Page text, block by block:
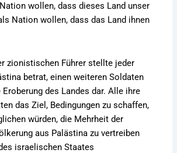
wollen, dass dieses Land unser
Nation wollen, dass das Land ihnen
zionistischen Führer stellte jeder
betrat, einen weiteren Soldaten
des Landes dar. Alle ihre
das Ziel, Bedingungen zu schaffen,
würden, die Mehrheit der
aus Palästina zu vertreiben
israelischen Staates